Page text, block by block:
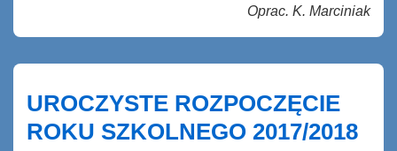
Oprac. K. Marciniak
UROCZYSTE ROZPOCZĘCIE
ROKU SZKOLNEGO 2017/2018